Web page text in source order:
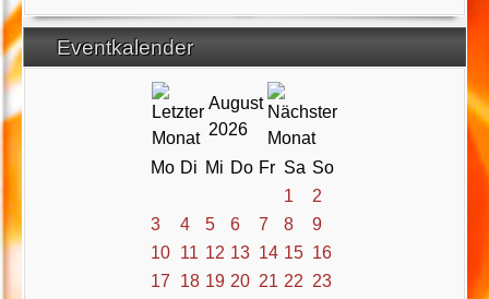
Eventkalender
August
2026
Mo Di Mi Do Fr Sa So
1
2
3
4 5 6 7 8
9
10 11 12 13 14 15 16
17
18 19 20 21 22 23